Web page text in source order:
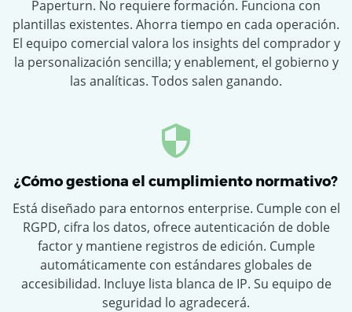
Paperturn. No requiere formación. Funciona con
plantillas existentes. Ahorra tiempo en cada operación.
El equipo comercial valora los insights del comprador y
la personalización sencilla; y enablement, el gobierno y
las analíticas. Todos salen ganando.
¿Cómo gestiona el cumplimiento normativo?
Está diseñado para entornos enterprise. Cumple con el
RGPD, cifra los datos, ofrece autenticación de doble
factor y mantiene registros de edición. Cumple
automáticamente con estándares globales de
accesibilidad. Incluye lista blanca de IP. Su equipo de
seguridad lo agradecerá.